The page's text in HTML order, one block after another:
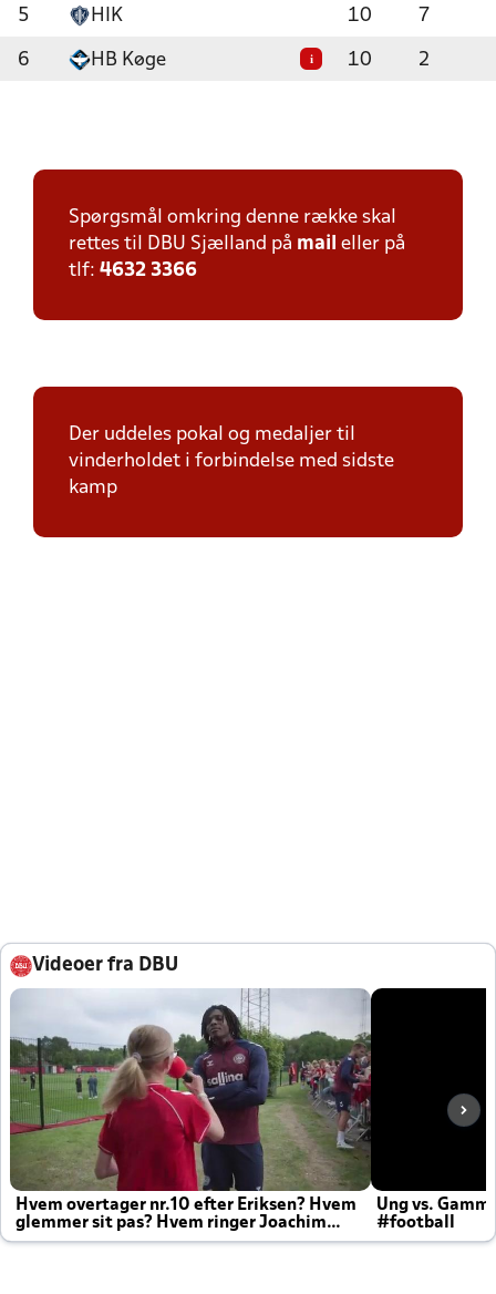
5 HIK 10 7
6 HB Køge i 10 2
Spørgsmål omkring denne række skal
rettes til DBU Sjælland på mail eller på
tlf: 4632 3366
Der uddeles pokal og medaljer til
vinderholdet i forbindelse med sidste
kamp
Videoer fra DBU
Hvem overtager nr.10 efter Eriksen? Hvem
glemmer sit pas? Hvem ringer Joachim
altid til efter kampe?
Ung vs.
#football